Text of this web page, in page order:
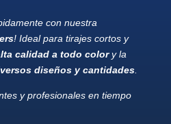
con nuestra
! Ideal para tirajes cortos y
calidad a todo colory la
diseños y cantidades
y profesionales en tiempo